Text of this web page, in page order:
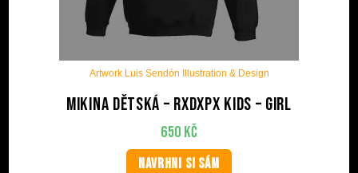
Artwork Luis Sendón Illustration & Design
Mikina dětská – RxDxPx Kids – Girl
650 Kč
NAVRHNI SI SÁM